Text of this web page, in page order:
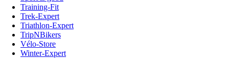
Training-Fit
Trek-Expert
Triathlon-Expert
TripNBikers
Vélo-Store
Winter-Expert